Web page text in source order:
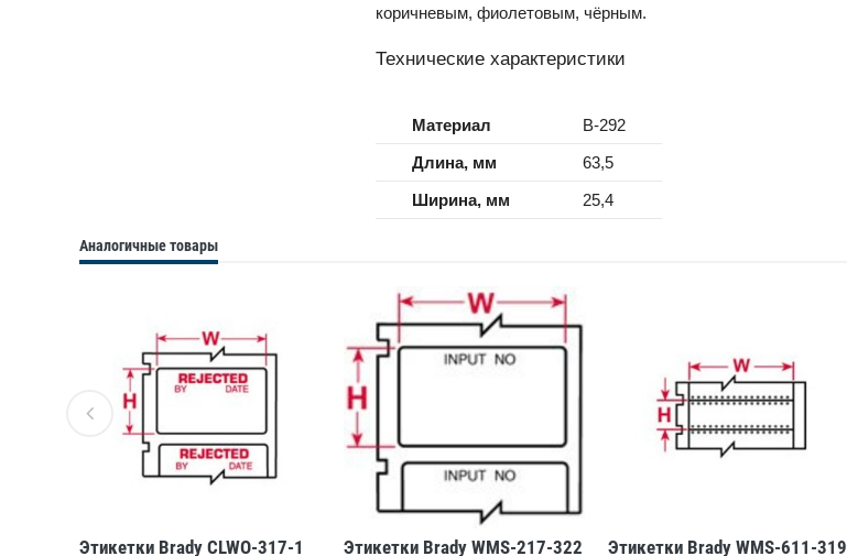
коричневым, фиолетовым, чёрным.
Технические характеристики
Материал
B-292
Длина, мм
63,5
Ширина, мм
25,4
Аналогичные товары
Этикетки Brady CLWO-317-1
Этикетки Brady WMS-217-322
Этикетки Brady WMS-611-319